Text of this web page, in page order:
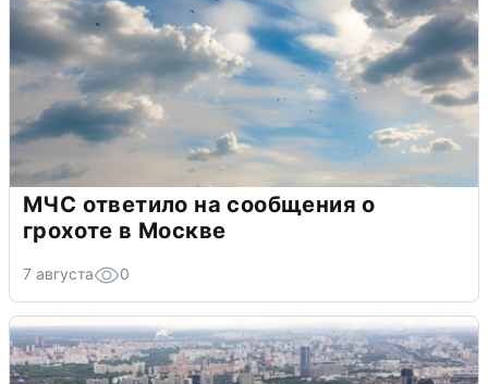
МЧС ответило на сообщения о
грохоте в Москве
7 августа 0